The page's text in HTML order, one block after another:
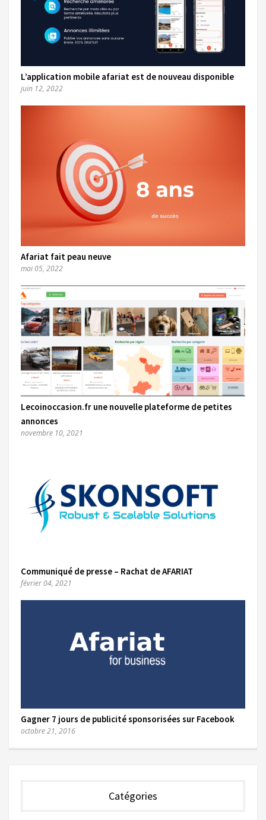
L’application mobile afariat est de nouveau disponible
juin 12, 2022
Afariat fait peau neuve
mai 05, 2022
Lecoinoccasion.fr une nouvelle plateforme de petites
annonces
novembre 10, 2021
Communiqué de presse – Rachat de AFARIAT
février 04, 2021
Gagner 7 jours de publicité sponsorisées sur Facebook
octobre 21, 2016
Catégories